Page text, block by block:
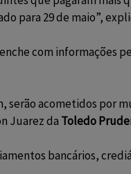
para 29 de maio”,
com informações
serão acometidos por
Juarez da Toledo
bancários,